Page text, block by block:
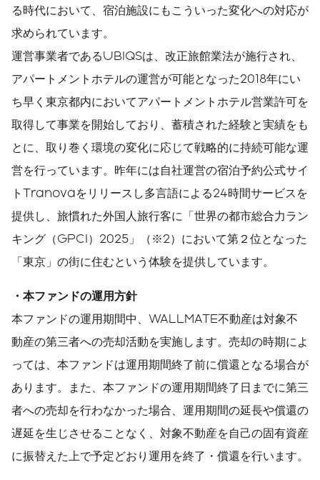
る時代において、宿泊施設にもこういった変化への対応が
求められています。
運営事業者であるUBIQSは、改正旅館業法が施行され、
アパートメントホテルの運営が可能となった2018年にい
ち早く東京都内においてアパートメントホテル営業許可を
取得して事業を開始しており、蓄積された経験と実績をも
とに、取り巻く環境の変化に応じて戦略的に持続可能な運
営を行っています。昨年には自社運営の宿泊予約公式サイ
トTranovaをリリースし多言語による24時間サービスを
提供し、旅慣れた外国人旅行客に「世界の都市総合力ラン
キング（GPCI）2025」（※2）において第２位となった
「東京」の街に住むという体験を提供しています。
・本ファンドの運用方針
本ファンドの運用期間中、WALLMATE不動産は対象不
動産の第三者への売却活動を実施します。売却の時期によ
っては、本ファンドは運用期間終了前に償還となる場合が
あります。また、本ファンドの運用期間終了日までに第三
者への売却を行わなかった場合、運用期間の延長や償還の
遅延を生じさせることなく、対象不動産を自己の固有資産
に振替えた上で予定どおり運用を終了・償還を行います。